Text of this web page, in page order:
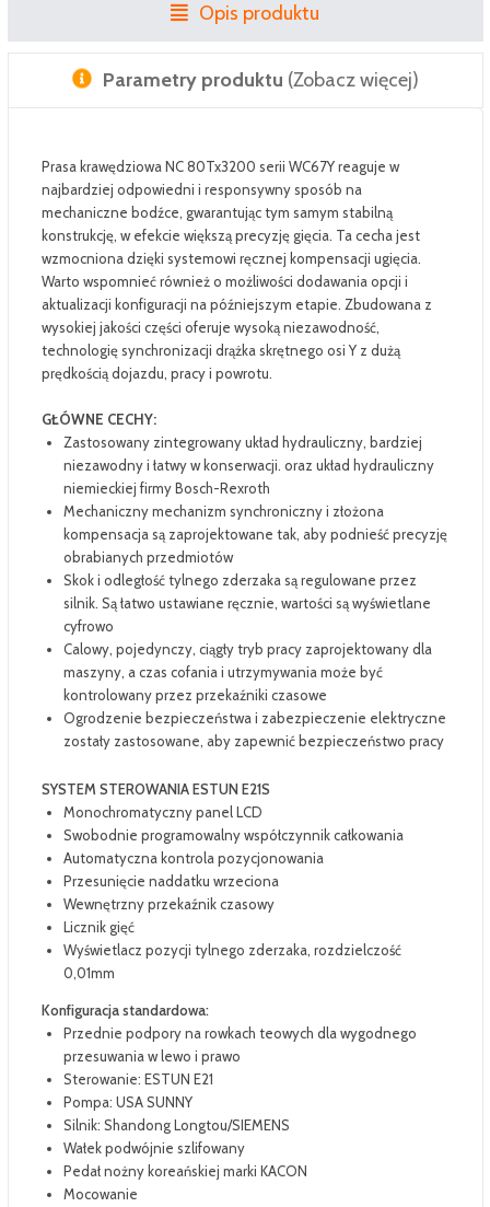
Opis produktu
Parametry produktu (Zobacz więcej)
Prasa krawędziowa NC 80Tx3200 serii WC67Y reaguje w
najbardziej odpowiedni i responsywny sposób na
mechaniczne bodźce, gwarantując tym samym stabilną
konstrukcję, w efekcie większą precyzję gięcia. Ta cecha jest
wzmocniona dzięki systemowi ręcznej kompensacji ugięcia.
Warto wspomnieć również o możliwości dodawania opcji i
aktualizacji konfiguracji na późniejszym etapie. Zbudowana z
wysokiej jakości części oferuje wysoką niezawodność,
technologię synchronizacji drążka skrętnego osi Y z dużą
prędkością dojazdu, pracy i powrotu.
GŁÓWNE CECHY:
Zastosowany zintegrowany układ hydrauliczny, bardziej
niezawodny i łatwy w konserwacji. oraz układ hydrauliczny
niemieckiej firmy Bosch-Rexroth
Mechaniczny mechanizm synchroniczny i złożona
kompensacja są zaprojektowane tak, aby podnieść precyzję
obrabianych przedmiotów
Skok i odległość tylnego zderzaka są regulowane przez
silnik. Są łatwo ustawiane ręcznie, wartości są wyświetlane
cyfrowo
Calowy, pojedynczy, ciągły tryb pracy zaprojektowany dla
maszyny, a czas cofania i utrzymywania może być
kontrolowany przez przekaźniki czasowe
Ogrodzenie bezpieczeństwa i zabezpieczenie elektryczne
zostały zastosowane, aby zapewnić bezpieczeństwo pracy
SYSTEM STEROWANIA ESTUN E21S
Monochromatyczny panel LCD
Swobodnie programowalny współczynnik całkowania
Automatyczna kontrola pozycjonowania
Przesunięcie naddatku wrzeciona
Wewnętrzny przekaźnik czasowy
Licznik gięć
Wyświetlacz pozycji tylnego zderzaka, rozdzielczość
0,01mm
Konfiguracja standardowa:
Przednie podpory na rowkach teowych dla wygodnego
przesuwania w lewo i prawo
Sterowanie: ESTUN E21
Pompa: USA SUNNY
Silnik: Shandong Longtou/SIEMENS
Wałek podwójnie szlifowany
Pedał nożny koreańskiej marki KACON
Mocowanie